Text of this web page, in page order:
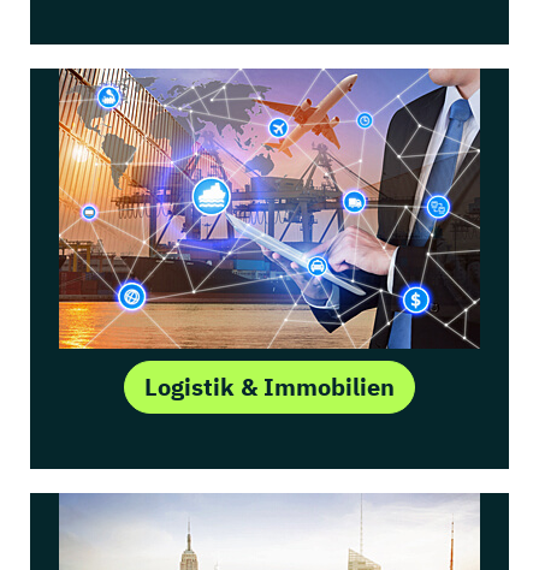
Logistik & Immobilien